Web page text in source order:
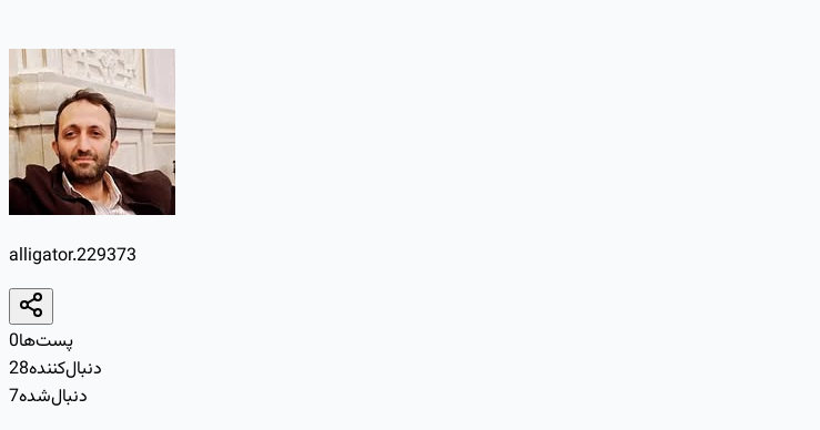
alligator.229373
0پست‌ها
28دنبال‌کننده
7دنبال‌شده